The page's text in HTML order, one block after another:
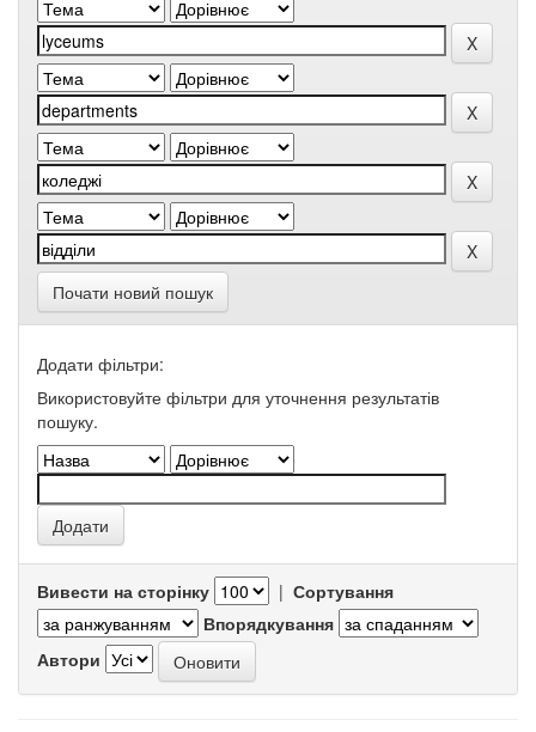
Почати новий пошук
Додати фільтри:
Використовуйте фільтри для уточнення результатів
пошуку.
Вивести на сторінку | Сортування
Впорядкування
Автори